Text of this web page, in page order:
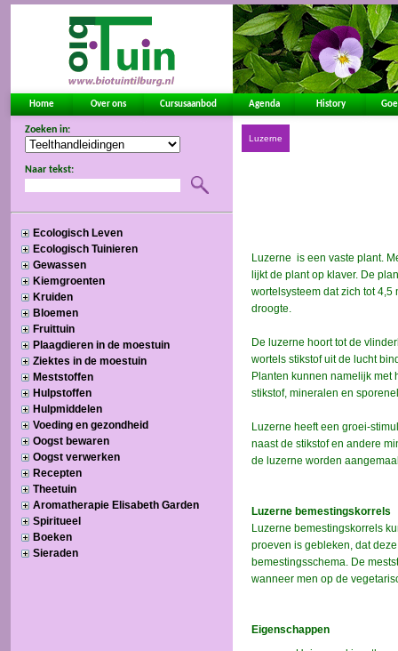
Home Over ons Cursusaanbod Agenda History
Zoeken in:
Naar tekst:
Ecologisch Leven
Ecologisch Tuinieren
Gewassen
Kiemgroenten
Kruiden
Bloemen
Fruittuin
Plaagdieren in de moestuin
Ziektes in de moestuin
Meststoffen
Hulpstoffen
Hulpmiddelen
Voeding en gezondheid
Oogst bewaren
Oogst verwerken
Recepten
Theetuin
Aromatherapie Elisabeth Garden
Spiritueel
Boeken
Sieraden